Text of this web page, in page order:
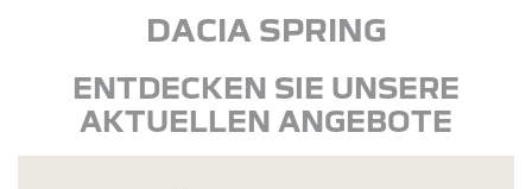
DACIA SPRING
ENTDECKEN SIE UNSERE
AKTUELLEN ANGEBOTE